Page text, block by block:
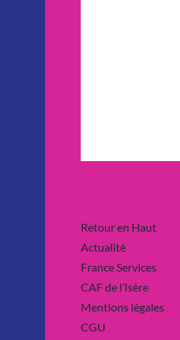
Retour en Haut
Actualité
France Services
CAF de l’Isère
Mentions légales
CGU